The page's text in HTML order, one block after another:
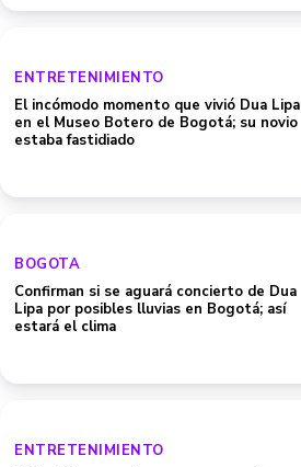
ENTRETENIMIENTO
El incómodo momento que vivió Dua Lipa
en el Museo Botero de Bogotá; su novio
estaba fastidiado
BOGOTA
Confirman si se aguará concierto de Dua
Lipa por posibles lluvias en Bogotá; así
estará el clima
ENTRETENIMIENTO